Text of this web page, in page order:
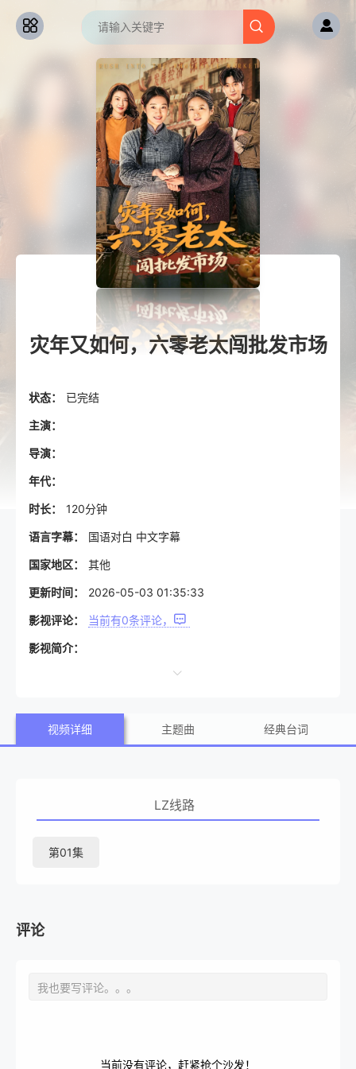
灾年又如何，六零老太闯批发市场
状态： 已完结
主演：
导演：
年代：
时长： 120分钟
语言字幕： 国语对白 中文字幕
国家地区： 其他
更新时间： 2026-05-03 01:35:33
影视评论： 当前有0条评论，
影视简介：
视频详细 主题曲 经典台词
LZ线路
第01集
评论
当前没有评论，赶紧抢个沙发！